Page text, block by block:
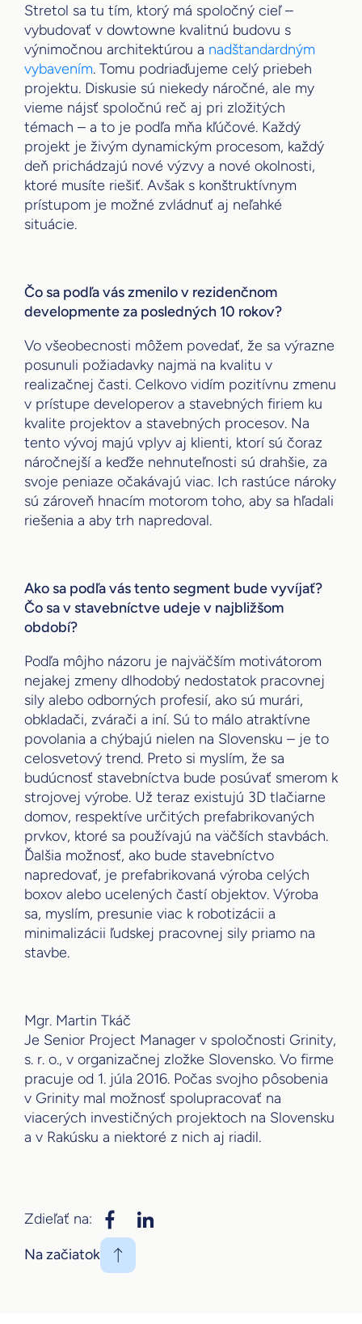
Stretol sa tu tím, ktorý má spoločný cieľ –
vybudovať v dowtowne kvalitnú budovu s
výnimočnou architektúrou a nadštandardným
vybavením. Tomu podriaďujeme celý priebeh
projektu. Diskusie sú niekedy náročné, ale my
vieme nájsť spoločnú reč aj pri zložitých
témach – a to je podľa mňa kľúčové. Každý
projekt je živým dynamickým procesom, každý
deň prichádzajú nové výzvy a nové okolnosti,
ktoré musíte riešiť. Avšak s konštruktívnym
prístupom je možné zvládnuť aj neľahké
situácie.
Čo sa podľa vás zmenilo v rezidenčnom
developmente za posledných 10 rokov?
Vo všeobecnosti môžem povedať, že sa výrazne
posunuli požiadavky najmä na kvalitu v
realizačnej časti. Celkovo vidím pozitívnu zmenu
v prístupe developerov a stavebných firiem ku
kvalite projektov a stavebných procesov. Na
tento vývoj majú vplyv aj klienti, ktorí sú čoraz
náročnejší a keďže nehnuteľnosti sú drahšie, za
svoje peniaze očakávajú viac. Ich rastúce nároky
sú zároveň hnacím motorom toho, aby sa hľadali
riešenia a aby trh napredoval.
Ako sa podľa vás tento segment bude vyvíjať?
Čo sa v stavebníctve udeje v najbližšom
období?
Podľa môjho názoru je najväčším motivátorom
nejakej zmeny dlhodobý nedostatok pracovnej
sily alebo odborných profesií, ako sú murári,
obkladači, zvárači a iní. Sú to málo atraktívne
povolania a chýbajú nielen na Slovensku – je to
celosvetový trend. Preto si myslím, že sa
budúcnosť stavebníctva bude posúvať smerom k
strojovej výrobe. Už teraz existujú 3D tlačiarne
domov, respektíve určitých prefabrikovaných
prvkov, ktoré sa používajú na väčších stavbách.
Ďalšia možnosť, ako bude stavebníctvo
napredovať, je prefabrikovaná výroba celých
boxov alebo ucelených častí objektov. Výroba
sa, myslím, presunie viac k robotizácii a
minimalizácii ľudskej pracovnej sily priamo na
stavbe.
Mgr. Martin Tkáč
Je Senior Project Manager v spoločnosti Grinity,
s. r. o., v organizačnej zložke Slovensko. Vo firme
pracuje od 1. júla 2016. Počas svojho pôsobenia
v Grinity mal možnosť spolupracovať na
viacerých investičných projektoch na Slovensku
a v Rakúsku a niektoré z nich aj riadil.
Zdieľať na:
Na začiatok